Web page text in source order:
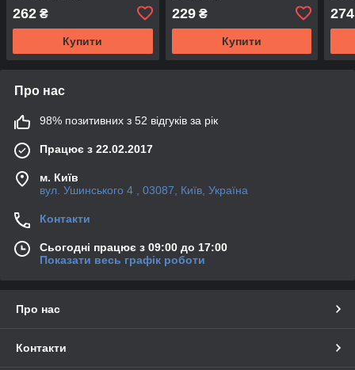
262 ₴
Купити
229₴
Купити
274
Про нас
98% позитивних з 52 відгуків за рік
Працює з 22.02.2017
м. Київ
вул. Ушинського 4 , 03087, Київ, Україна
Контакти
Сьогодні працює з 09:00 до 17:00
Показати весь графік роботи
Про нас
Контакти